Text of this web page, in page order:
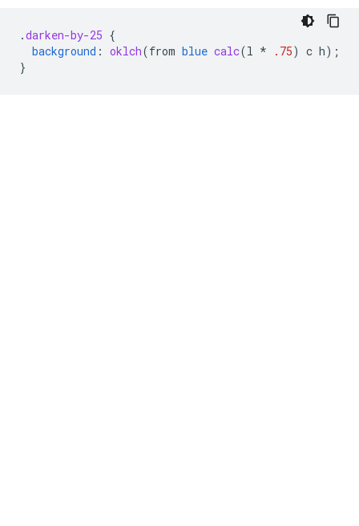
.darken-by-25 {
background : oklch(from blue calc(l * .75) c h);
}